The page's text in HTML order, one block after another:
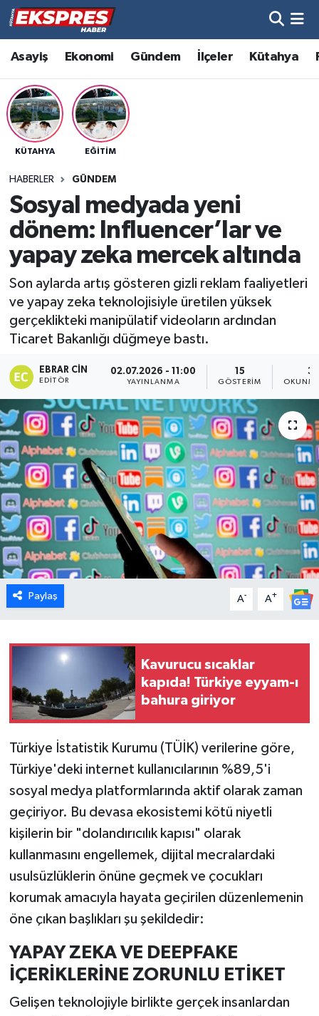
Asayiş Ekonomi Gündem İlçeler Kütahya
KÜTAHYA EĞITIM
HABERLER GÜNDEM
Sosyal medyada yeni
dönem: Influencer’lar ve
yapay zeka mercek altında
Son aylarda artış gösteren gizli reklam faaliyetleri
ve yapay zeka teknolojisiyle üretilen yüksek
gerçeklikteki manipülatif videoların ardından
Ticaret Bakanlığı düğmeye bastı.
EBRAR CIN
EDITÖR
02.07.2026 - 11:00
YAYINLANMA
15
GÖSTERIM
3
Paylaş A- A+
Kavurucu sıcaklar
kapıda! Türkiye eyyam-ı
bahura giriyor
Türkiye İstatistik Kurumu (TÜİK) verilerine göre,
Türkiye'deki internet kullanıcılarının %89,5'i
sosyal medya platformlarında aktif olarak zaman
geçiriyor. Bu devasa ekosistemi kötü niyetli
kişilerin bir "dolandırıcılık kapısı" olarak
kullanmasını engellemek, dijital mecralardaki
usulsüzlüklerin önüne geçmek ve çocukları
korumak amacıyla hayata geçirilen düzenlemenin
öne çıkan başlıkları şu şekildedir:
YAPAY ZEKA VE DEEPFAKE
İÇERİKLERİNE ZORUNLU ETİKET
Gelişen teknolojiyle birlikte gerçek insanlardan
Altıntaş
Asayiş
Aslanapa
Bölge
Çavdarhisar
Dumlupınar
Dünya
Eğitim
Ekonomi
Emet
Foto Galeri
Gediz
Genel
Gündem
Köşe Yazıları
Kültür Sanat
Kütahya
Magazin
Otomobil
Pazarlar
Politika
Resmi İlan
Rüya Tabirleri
Hava Durumu
Trafik Durumu
Süper Lig Puan Durumu ve Fikstür
Son Dakika Haberleri
Haber Arşivi